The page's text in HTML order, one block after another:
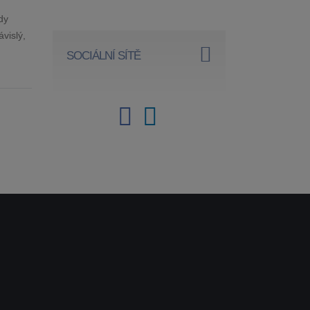
SOCIÁLNÍ SÍTĚ